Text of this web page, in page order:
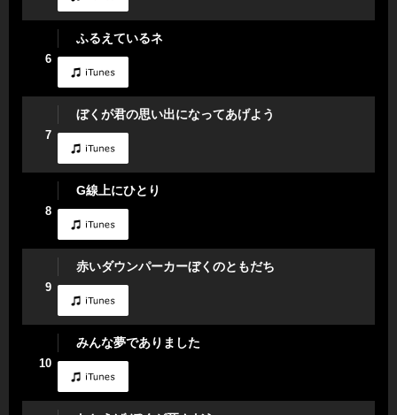
6
ふるえているネ
7
ぼくが君の思い出になってあげよう
8
G線上にひとり
9
赤いダウンパーカーぼくのともだち
10
みんな夢でありました